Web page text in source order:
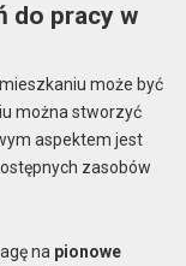
do pracy w
może być
można stworzyć
aspektem jest
zasobów
na pionowe